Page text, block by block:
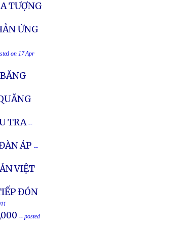
TƯỢNG
ỨNG
on 17 Apr
TRA --
ÁP --
VIỆT
ĐÓN
-- posted